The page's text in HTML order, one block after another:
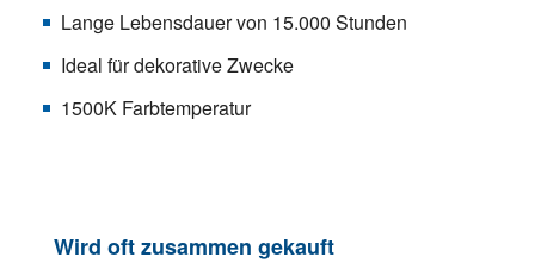
Lange Lebensdauer von 15.000 Stunden
Ideal für dekorative Zwecke
1500K Farbtemperatur
Produktgalerie überspringen
Wird oft zusammen gekauft